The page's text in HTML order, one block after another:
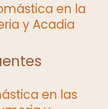
en la
y Acadia
en las